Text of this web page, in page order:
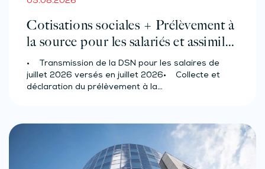
Cotisations sociales + Prélèvement à
la source pour les salariés et assimilés
(effectif d’au moins 50 salariés)
• Transmission de la DSN pour les salaires de
juillet 2026 versés en juillet 2026• Collecte et
déclaration du prélèvement à la…